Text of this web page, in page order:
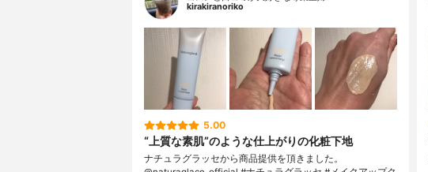
kirakiranoriko
5.00
“上質な素肌”のような仕上がりの化粧下地
ナチュラグラッセから商品提供を頂きました。